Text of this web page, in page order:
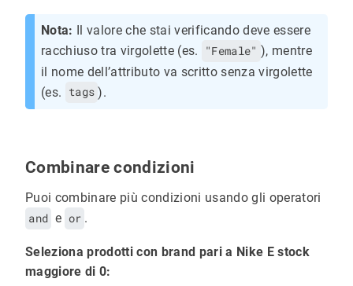
Nota: Il valore che stai verificando deve essere
racchiuso tra virgolette (es.
"Female" ), mentre
il nome dell’attributo va scritto senza virgolette
(es. tags ).
Combinare condizioni
Puoi combinare più condizioni usando gli operatori
and e or .
Seleziona prodotti con brand pari a Nike E stock
maggiore di 0: